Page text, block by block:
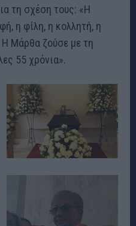
τη σχέση τους: «Η
η φίλη, η κολλητή, η
Μάρθα ζούσε με τη
55 χρόνια».